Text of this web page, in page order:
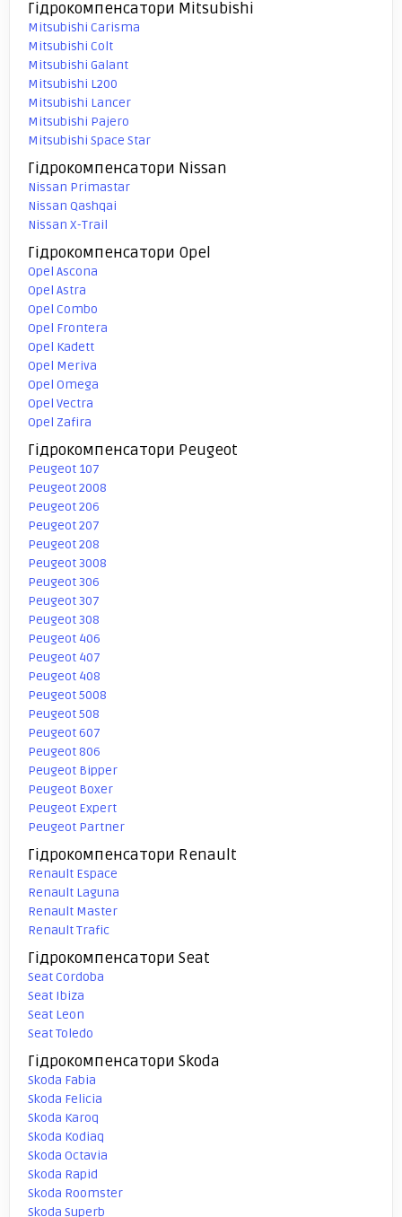
Гідрокомпенсатори Mitsubishi
Mitsubishi Carisma
Mitsubishi Colt
Mitsubishi Galant
Mitsubishi L200
Mitsubishi Lancer
Mitsubishi Pajero
Mitsubishi Space Star
Гідрокомпенсатори Nissan
Nissan Primastar
Nissan Qashqai
Nissan X-Trail
Гідрокомпенсатори Opel
Opel Ascona
Opel Astra
Opel Combo
Opel Frontera
Opel Kadett
Opel Meriva
Opel Omega
Opel Vectra
Opel Zafira
Гідрокомпенсатори Peugeot
Peugeot 107
Peugeot 2008
Peugeot 206
Peugeot 207
Peugeot 208
Peugeot 3008
Peugeot 306
Peugeot 307
Peugeot 308
Peugeot 406
Peugeot 407
Peugeot 408
Peugeot 5008
Peugeot 508
Peugeot 607
Peugeot 806
Peugeot Bipper
Peugeot Boxer
Peugeot Expert
Peugeot Partner
Гідрокомпенсатори Renault
Renault Espace
Renault Laguna
Renault Master
Renault Trafic
Гідрокомпенсатори Seat
Seat Cordoba
Seat Ibiza
Seat Leon
Seat Toledo
Гідрокомпенсатори Skoda
Skoda Fabia
Skoda Felicia
Skoda Karoq
Skoda Kodiaq
Skoda Octavia
Skoda Rapid
Skoda Roomster
Skoda Superb